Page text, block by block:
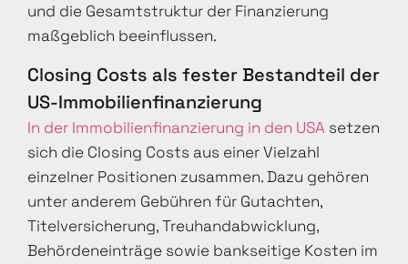
und die Gesamtstruktur der Finanzierung
maßgeblich beeinflussen.
Closing Costs als fester Bestandteil der
US-Immobilienfinanzierung
In der Immobilienfinanzierung in den USA setzen
sich die Closing Costs aus einer Vielzahl
einzelner Positionen zusammen. Dazu gehören
unter anderem Gebühren für Gutachten,
Titelversicherung, Treuhandabwicklung,
Behördeneinträge sowie bankseitige Kosten im